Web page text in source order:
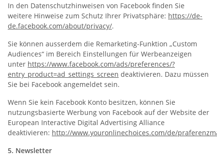
In den Datenschutzhinweisen von Facebook finden Sie
weitere Hinweise zum Schutz Ihrer Privatsphäre: https://de-
de.facebook.com/about/privacy/.
Sie können ausserdem die Remarketing-Funktion „Custom
Audiences“ im Bereich Einstellungen für Werbeanzeigen
unter https://www.facebook.com/ads/preferences/?
entry_product=ad_settings_screen deaktivieren. Dazu müssen
Sie bei Facebook angemeldet sein.
Wenn Sie kein Facebook Konto besitzen, können Sie
nutzungsbasierte Werbung von Facebook auf der Website der
European Interactive Digital Advertising Alliance
deaktivieren: http://www.youronlinechoices.com/de/
5. Newsletter